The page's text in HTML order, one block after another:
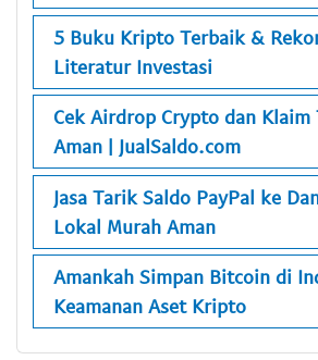
5 Buku Kripto Terbaik &
Literatur Investasi
Cek Airdrop Crypto dan Klaim
Aman | JualSaldo.com
Jasa Tarik Saldo PayPal ke
Lokal Murah Aman
Amankah Simpan Bitcoin di
Keamanan Aset Kripto